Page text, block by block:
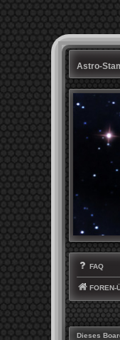
Astro-
FAQ
FOREN-
Dieses